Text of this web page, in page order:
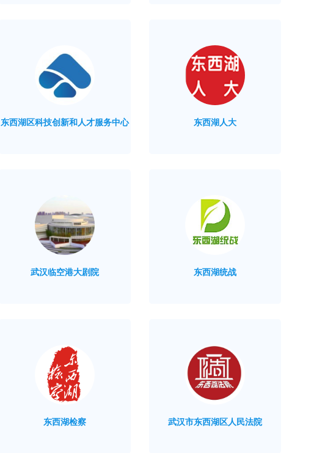
东西湖区科技创新和人才服务中心 东西湖人大
武汉临空港大剧院 东西湖统战
东西湖检察 武汉市东西湖区人民法院